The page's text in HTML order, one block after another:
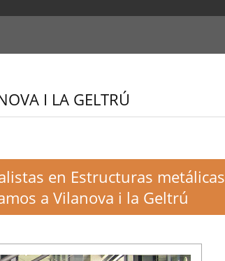
I LA GELTRÚ
en Estructuras metálicas
a Vilanova i la Geltrú